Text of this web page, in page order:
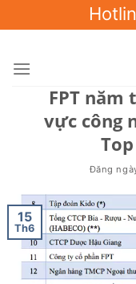
to
FPT
vực công
Đăng
15
Th6